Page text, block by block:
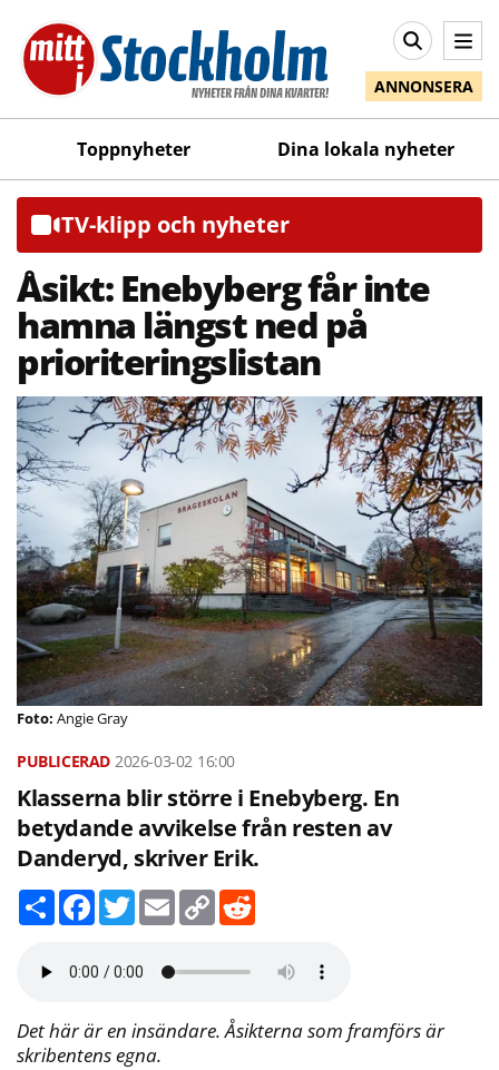
ANNONSERA
Toppnyheter Dina lokala nyheter
TV-klipp och nyheter
Åsikt: Enebyberg får inte
hamna längst ned på
prioriteringslistan
Angie Gray
2026-03-02 16:00
Klasserna blir större i Enebyberg. En
betydande avvikelse från resten av
Danderyd, skriver Erik.
D
e
F
a
b
k
T
w
t
E
m
l
C
o
L
k
Det här är en insändare. Åsikterna som framförs är
skribentens egna.